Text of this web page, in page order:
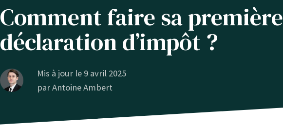
Comment faire sa première
déclaration d’impôt ?
Mis à jour le 9 avril 2025
parAntoine Ambert